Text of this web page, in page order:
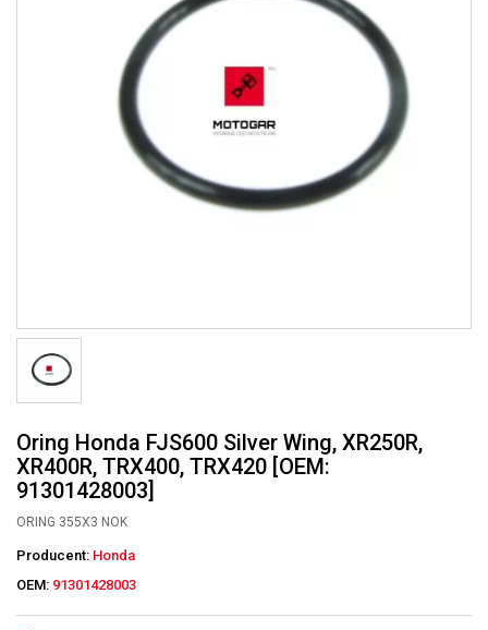
Oring Honda FJS600 Silver Wing, XR250R,
XR400R, TRX400, TRX420 [OEM:
91301428003]
ORING 355X3 NOK
Producent: Honda
OEM: 91301428003